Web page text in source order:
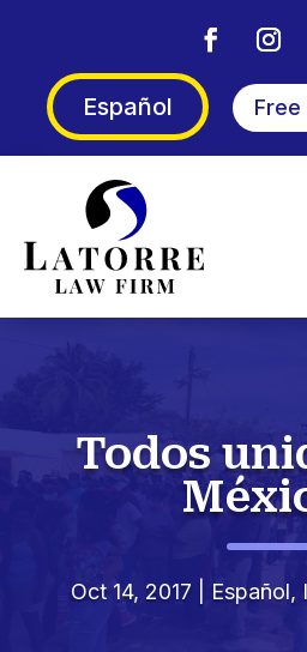
Español Free
Todos
Oct 14, 2017 Español,